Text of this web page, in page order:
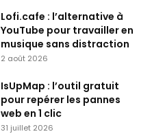
Lofi.cafe : l’alternative à
YouTube pour travailler en
musique sans distraction
2 août 2026
IsUpMap : l’outil gratuit
pour repérer les pannes
web en 1 clic
31 juillet 2026